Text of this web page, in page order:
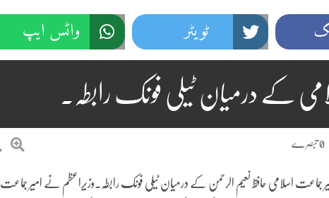
ٹویٹر واٹس ایپ
کے درمیان ٹیلی فونک رابطہ۔
جماعت اسلامی حافظ نعیم الرحمن کے درمیان ٹیلی فونک رابطہ۔وزیرِاعظم نے امیر جماعت